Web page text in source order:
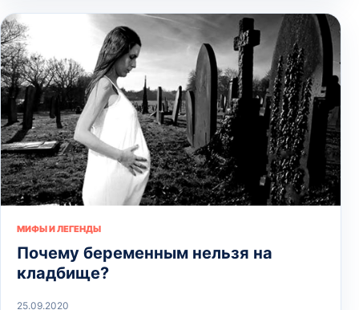
МИФЫ И ЛЕГЕНДЫ
Почему беременным нельзя на
кладбище?
25.09.2020